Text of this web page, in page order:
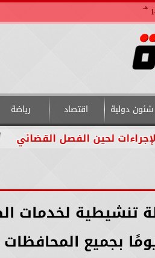
هـ
شئون دولية اقتصاد رياضة
الفصل القضائي
بجميع المحافظات